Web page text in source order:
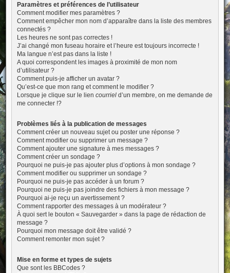
Paramètres et préférences de l’utilisateur
Comment modifier mes paramètres ?
Comment empêcher mon nom d’apparaître dans la liste des membres
connectés ?
Les heures ne sont pas correctes !
J’ai changé mon fuseau horaire et l’heure est toujours incorrecte !
Ma langue n’est pas dans la liste !
A quoi correspondent les images à proximité de mon nom
d’utilisateur ?
Comment puis-je afficher un avatar ?
Qu’est-ce que mon rang et comment le modifier ?
Lorsque je clique sur le lien courrield’un membre, on me demande de
me connecter !?
Problèmes liés à la publication de messages
Comment créer un nouveau sujet ou poster une réponse ?
Comment modifier ou supprimer un message ?
Comment ajouter une signature à mes messages ?
Comment créer un sondage ?
Pourquoi ne puis-je pas ajouter plus d’options à mon sondage ?
Comment modifier ou supprimer un sondage ?
Pourquoi ne puis-je pas accéder à un forum ?
Pourquoi ne puis-je pas joindre des fichiers à mon message ?
Pourquoi ai-je reçu un avertissement ?
Comment rapporter des messages à un modérateur ?
À quoi sert le bouton « Sauvegarder » dans la page de rédaction de
message ?
Pourquoi mon message doit être validé ?
Comment remonter mon sujet ?
Mise en forme et types de sujets
Que sont les BBCodes ?